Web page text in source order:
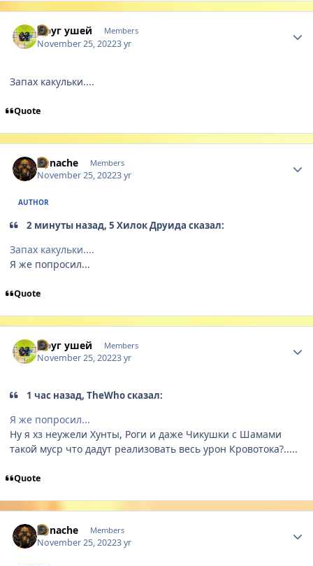
Друг ушей Members
November 25, 20223 yr
Запах какульки....
Quote
Yunache Members
November 25, 20223 yr
AUTHOR
2 минуты назад, 5 Хилок Друида сказал:
Запах какульки....
Я же попросил...
Quote
Друг ушей Members
November 25, 20223 yr
1 час назад, TheWho сказал:
Я же попросил...
Ну я хз неужели Хунты, Роги и даже Чикушки с Шамами
такой муср что дадут реализовать весь урон Кровотока?.....
Quote
Yunache Members
November 25, 20223 yr